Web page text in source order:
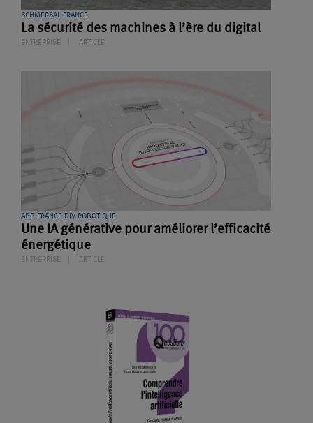
SCHMERSAL FRANCE
La sécurité des machines à l’ère du digital
ENTREPRISE ARTICLE
ABB FRANCE DIV ROBOTIQUE
Une IA générative pour améliorer l’efficacité
énergétique
ENTREPRISE ARTICLE